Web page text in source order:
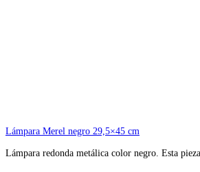
Lámpara Merel negro 29,5×45 cm
Lámpara redonda metálica color negro. Esta